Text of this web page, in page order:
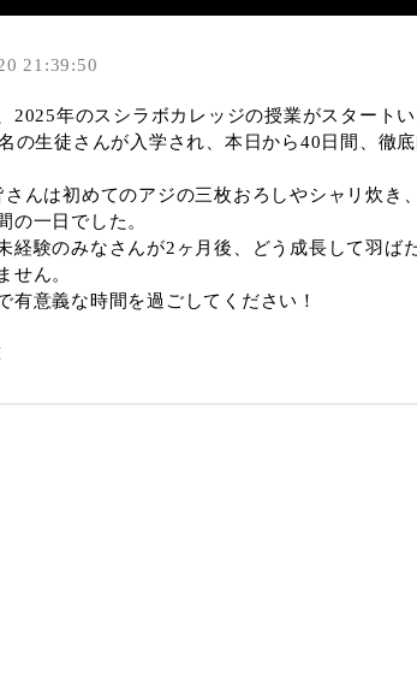
21:39:50
2025年のスシラボカレッジの授業がスタートい
の生徒さんが入学され、本日から40日間、徹
さんは初めてのアジの三枚おろしやシャリ炊き
の一日でした。
経験のみなさんが2ヶ月後、どう成長して羽ば
せん。
有意義な時間を過ごしてください！